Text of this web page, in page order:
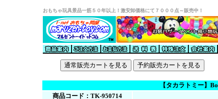
おもちゃ玩具景品一筋５０年以上！激安卸価格にて７０００点～販売中！
【タカラトミー】
商品コード：TK-950714